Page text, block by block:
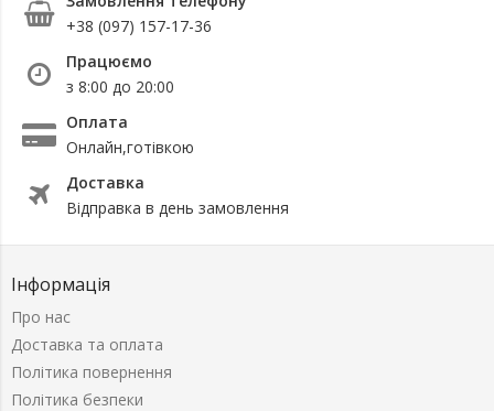
+38 (097) 157-17-36
Працюємо
з 8:00 до 20:00
Оплата
Онлайн,готівкою
Доставка
Відправка в день замовлення
Інформація
Про нас
Доставка та оплата
Політика повернення
Політика безпеки